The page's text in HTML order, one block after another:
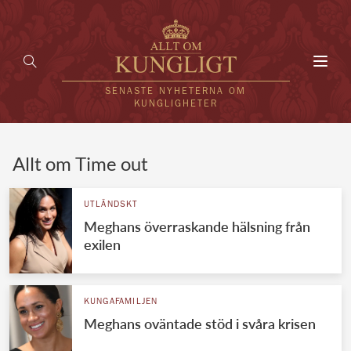
SENASTE NYHETERNA OM
KUNGLIGHETER
UTLÄNDSKT
VÄRLDENS KUNGAHUS
Svenska kungahuset
Allt om Time out
UTLÄNDSKT
Meghans överraskande hälsning från
exilen
KUNGAFAMILJEN
Meghans oväntade stöd i svåra krisen